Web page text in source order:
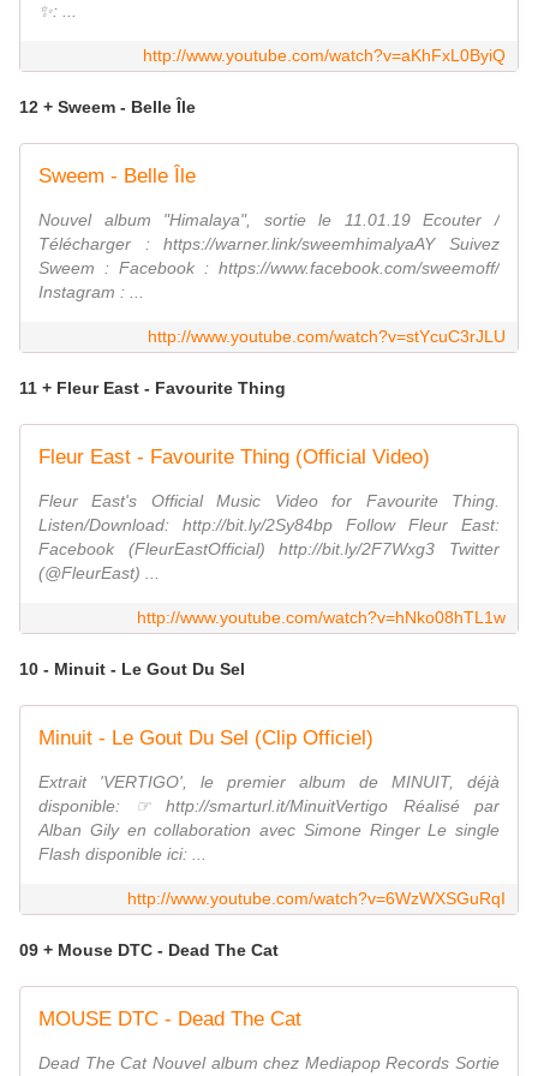
✨: ...
http://www.youtube.com/watch?v=aKhFxL0ByiQ
12 + Sweem - Belle Île
Sweem - Belle Île
Nouvel album "Himalaya", sortie le 11.01.19 Ecouter /
Télécharger : https://warner.link/sweemhimalyaAY Suivez
Sweem : Facebook : https://www.facebook.com/sweemoff/
Instagram : ...
http://www.youtube.com/watch?v=stYcuC3rJLU
11 + Fleur East - Favourite Thing
Fleur East - Favourite Thing (Official Video)
Fleur East's Official Music Video for Favourite Thing.
Listen/Download: http://bit.ly/2Sy84bp Follow Fleur East:
Facebook (FleurEastOfficial) http://bit.ly/2F7Wxg3 Twitter
(@FleurEast) ...
http://www.youtube.com/watch?v=hNko08hTL1w
10 - Minuit - Le Gout Du Sel
Minuit - Le Gout Du Sel (Clip Officiel)
Extrait 'VERTIGO', le premier album de MINUIT, déjà
disponible: ☞ http://smarturl.it/MinuitVertigo Réalisé par
Alban Gily en collaboration avec Simone Ringer Le single
Flash disponible ici: ...
http://www.youtube.com/watch?v=6WzWXSGuRqI
09 + Mouse DTC - Dead The Cat
MOUSE DTC - Dead The Cat
Dead The Cat Nouvel album chez Mediapop Records Sortie